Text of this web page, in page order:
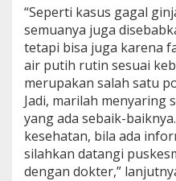
k
a
n
P
e
l
a
y
a
n
a
n
“Seperti kasus gagal
semuanya juga
tetapi bisa juga karena
air putih rutin sesuai
merupakan salah satu
Jadi, marilah menyaring
yang ada sebaik-
kesehatan, bila ada
silahkan datangi
dengan dokter,”